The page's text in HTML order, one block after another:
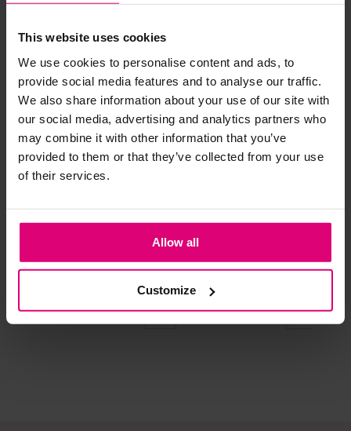
This website uses cookies
We use cookies to personalise content and ads, to
provide social media features and to analyse our traffic.
We also share information about your use of our site with
our social media, advertising and analytics partners who
may combine it with other information that you’ve
provided to them or that they’ve collected from your use
of their services.
Allow all
Customize
Strijkijzer/droogtrommel:
Kledingstukken met elastine zijn niet bestand tegen de hitte
van het strijkijzer en/of de droogtrommel. Ook in veel
spijkerbroeken is elastine (stretch) verwerkt en mogen dus
niet gestreken worden en/of in de droogtrommel.
Twijfels? Wij staan klaar voor advies op maat.
Andere klanten kochten dit ook
Broek wijd
€ 89,99
Pantalon ruit
€ 159,95